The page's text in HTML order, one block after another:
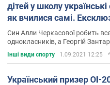
дітей у школу
як вчилися самі.
Син Алли Черкасової робить
однокласників, а Георгій
будити дитину вранці
Інші види спорту 1.09.2021 12:25
Український призер ОІ-